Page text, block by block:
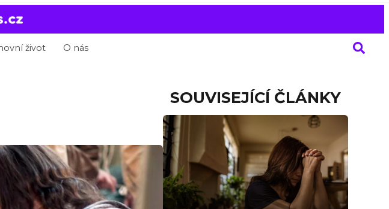
život O nás
SOUVISEJÍCÍ ČLÁNKY